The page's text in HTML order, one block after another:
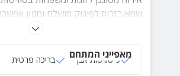
שמאובזרות לפינוק מושלם ומגוון
אירועים, בריכה מחוממת, ארוחות
מאפייני המתחם
9 סוויטות אבן בריכה פרטית